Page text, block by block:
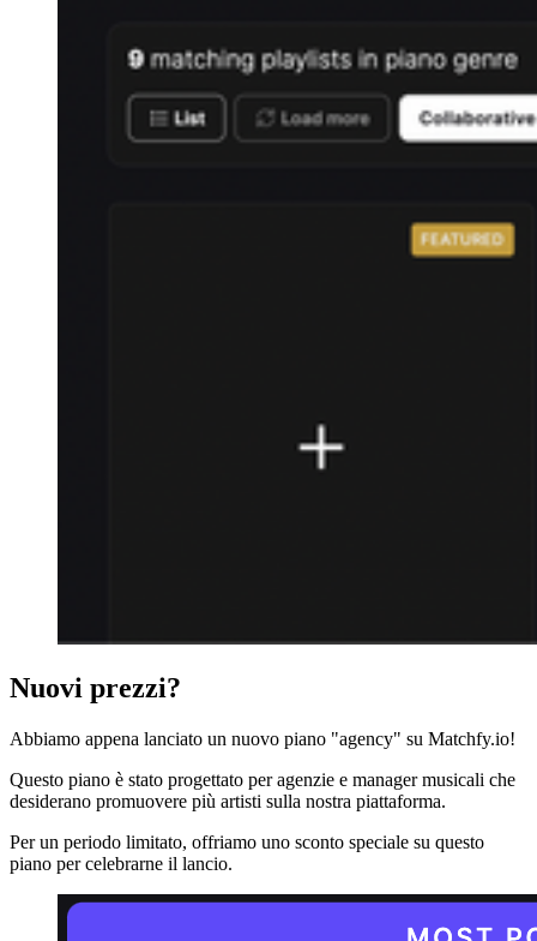
Nuovi prezzi?
Abbiamo appena lanciato un nuovo piano "agency" su Matchfy.io!
Questo piano è stato progettato per agenzie e manager musicali che
desiderano promuovere più artisti sulla nostra piattaforma.
Per un periodo limitato, offriamo uno sconto speciale su questo
piano per celebrarne il lancio.